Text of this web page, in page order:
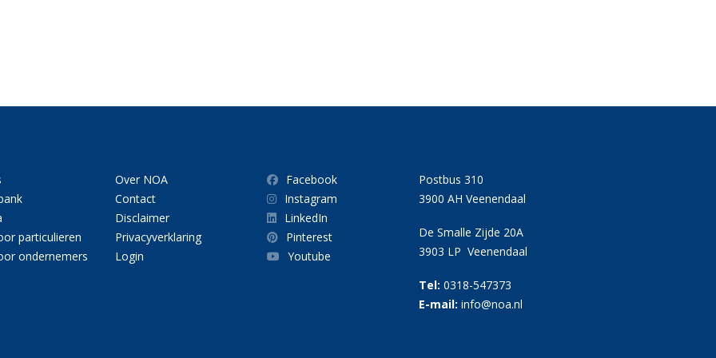
particulieren
ondernemers
Over NOA
Contact
Disclaimer
Privacyverklaring
Login
Facebook
Instagram
LinkedIn
Pinterest
Youtube
Postbus 310
3900 AH Veenendaal
De Smalle Zijde 20A
3903 LP Veenendaal
Tel: 0318-547373
E-mail: info@noa.nl